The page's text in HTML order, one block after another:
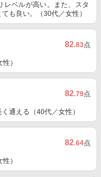
レベルが高い。また、スタ
も良い。（30代／女性）
82.83点
）
82.79点
通える（40代／女性）
82.64点
）